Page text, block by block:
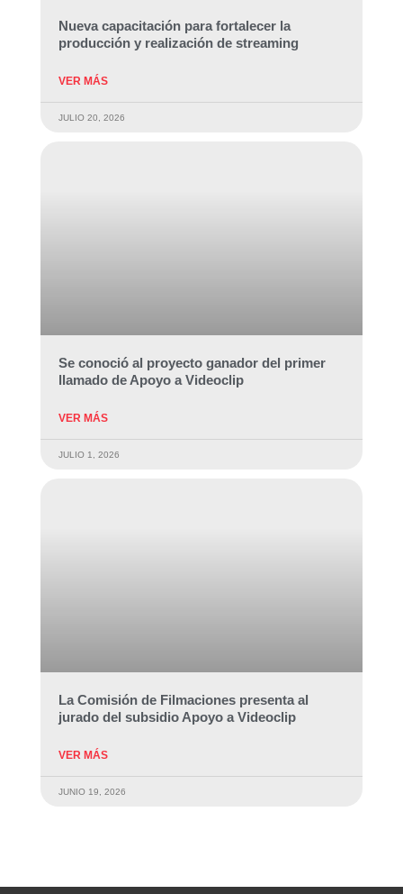
Nueva capacitación para fortalecer la
producción y realización de streaming
VER MÁS
JULIO 20, 2026
Se conoció al proyecto ganador del primer
llamado de Apoyo a Videoclip
VER MÁS
JULIO 1, 2026
La Comisión de Filmaciones presenta al
jurado del subsidio Apoyo a Videoclip
VER MÁS
JUNIO 19, 2026